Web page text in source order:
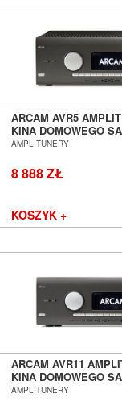
ARCAM AVR5
KINA DOMOWEGO
POZNAŃ WROCŁAW
AMPLITUNERY
8 888 ZŁ
KOSZYK +
ARCAM AVR11
KINA DOMOWEGO
POZNAŃ WROCŁAW
AMPLITUNERY